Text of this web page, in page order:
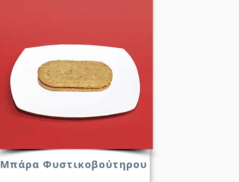
Μπάρα Φυστικοβούτηρου